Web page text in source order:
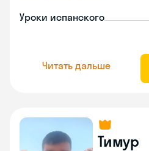
Уроки испанского
Читать дальше
Тимур